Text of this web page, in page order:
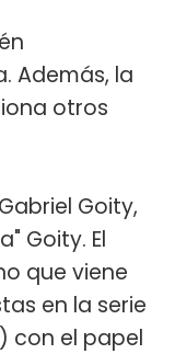
Además, la
otros
Goity,
Goity. El
que viene
en la serie
con el papel